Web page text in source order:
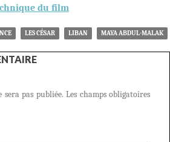
du film
LES CÉSAR LIBAN MAYA ABDUL-MALAK
sera pas publiée. Les champs obligatoires